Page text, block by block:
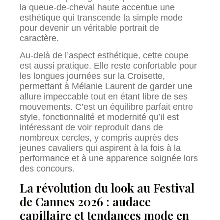
la queue-de-cheval haute accentue une
esthétique qui transcende la simple mode
pour devenir un véritable portrait de
caractère.
Au-delà de l’aspect esthétique, cette coupe
est aussi pratique. Elle reste confortable pour
les longues journées sur la Croisette,
permettant à Mélanie Laurent de garder une
allure impeccable tout en étant libre de ses
mouvements. C’est un équilibre parfait entre
style, fonctionnalité et modernité qu’il est
intéressant de voir reproduit dans de
nombreux cercles, y compris auprès des
jeunes cavaliers qui aspirent à la fois à la
performance et à une apparence soignée lors
des concours.
La révolution du look au Festival
de Cannes 2026 : audace
capillaire et tendances mode en